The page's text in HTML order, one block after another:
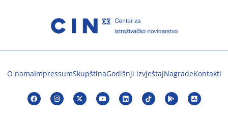
O namaImpressumSkupštinaGodišnji izvještajNagradeKontakti